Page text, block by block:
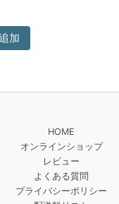
加
HOME
オンラインショップ
レビュー
よくある質問
プライバシーポリシー